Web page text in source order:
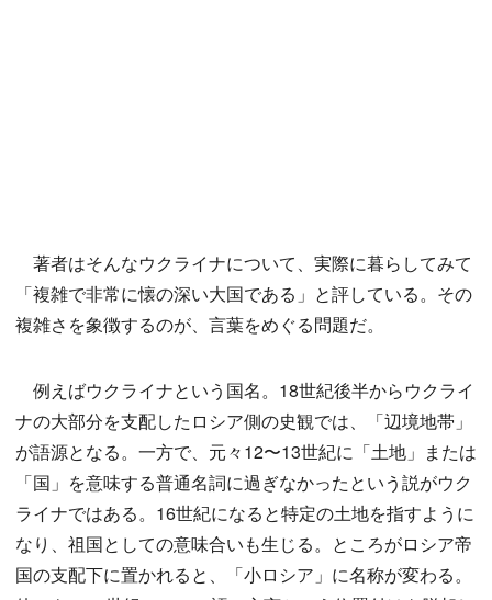
著者はそんなウクライナについて、実際に暮らしてみて
「複雑で非常に懐の深い大国である」と評している。その
複雑さを象徴するのが、言葉をめぐる問題だ。
例えばウクライナという国名。18世紀後半からウクライ
ナの大部分を支配したロシア側の史観では、「辺境地帯」
が語源となる。一方で、元々12〜13世紀に「土地」または
「国」を意味する普通名詞に過ぎなかったという説がウク
ライナではある。16世紀になると特定の土地を指すように
なり、祖国としての意味合いも生じる。ところがロシア帝
国の支配下に置かれると、「小ロシア」に名称が変わる。